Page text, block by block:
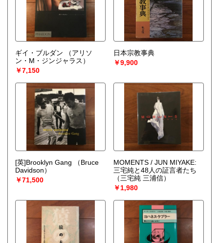
ギイ・ブルダン
（アリソ
ン・M・ジンジャラス）
￥7,150
日本宗教事典
￥9,900
[英]Brooklyn Gang
（Bruce
Davidson）
￥71,500
MOMENTS / JUN MIYAKE:
三宅純と48人の証言者たち
（三宅純 三浦信）
￥1,980